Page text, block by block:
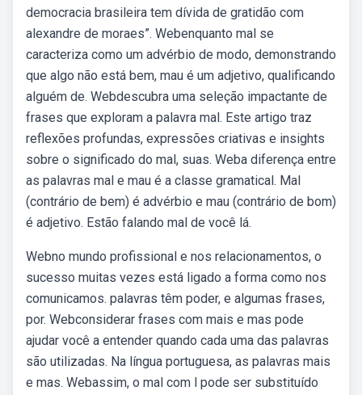
democracia brasileira tem dívida de gratidão com
alexandre de moraes”. Webenquanto mal se
caracteriza como um advérbio de modo, demonstrando
que algo não está bem, mau é um adjetivo, qualificando
alguém de. Webdescubra uma seleção impactante de
frases que exploram a palavra mal. Este artigo traz
reflexões profundas, expressões criativas e insights
sobre o significado do mal, suas. Weba diferença entre
as palavras mal e mau é a classe gramatical. Mal
(contrário de bem) é advérbio e mau (contrário de bom)
é adjetivo. Estão falando mal de você lá.
Webno mundo profissional e nos relacionamentos, o
sucesso muitas vezes está ligado a forma como nos
comunicamos. palavras têm poder, e algumas frases,
por. Webconsiderar frases com mais e mas pode
ajudar você a entender quando cada uma das palavras
são utilizadas. Na língua portuguesa, as palavras mais
e mas. Webassim, o mal com l pode ser substituído